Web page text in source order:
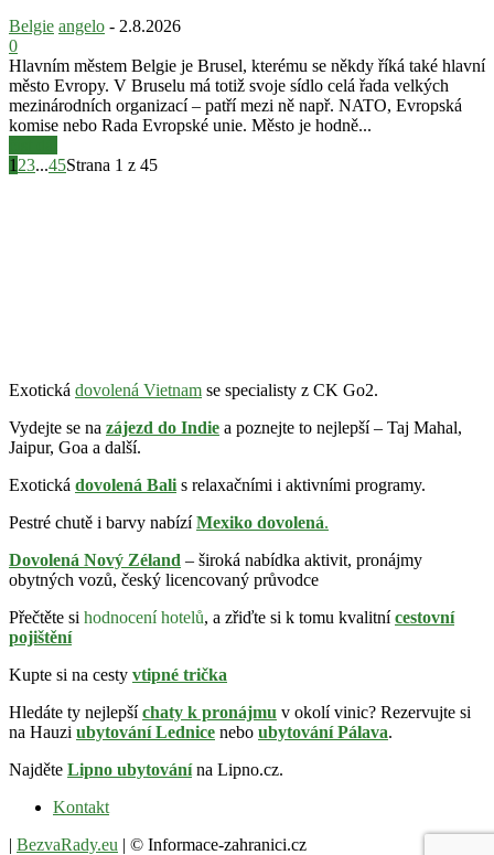
Belgie angelo - 2.8.2026
0
Hlavním městem Belgie je Brusel, kterému se někdy říká také hlavní
město Evropy. V Bruselu má totiž svoje sídlo celá řada velkých
mezinárodních organizací – patří mezi ně např. NATO, Evropská
komise nebo Rada Evropské unie. Město je hodně...
1 23...45Strana 1 z 45
Exotická dovolená Vietnam se specialisty z CK Go2.
Vydejte se na zájezd do Indie a poznejte to nejlepší – Taj Mahal,
Jaipur, Goa a další.
Exotická dovolená Bali s relaxačními i aktivními programy.
Pestré chutě i barvy nabízíMexiko dovolená.
Dovolená Nový Zéland – široká nabídka aktivit, pronájmy
obytných vozů, český licencovaný průvodce
Přečtěte si hodnocení hotelů, a zřiďte si k tomu kvalitnícestovní
pojištění
Kupte si na cesty vtipné trička
Hledáte ty nejlepšíchaty k pronájmu v okolí vinic? Rezervujte si
na Hauzi ubytování Lednice nebo ubytování Pálava.
Najděte Lipno ubytovánína Lipno.cz.
Kontakt
| BezvaRady.eu | © Informace-zahranici.cz